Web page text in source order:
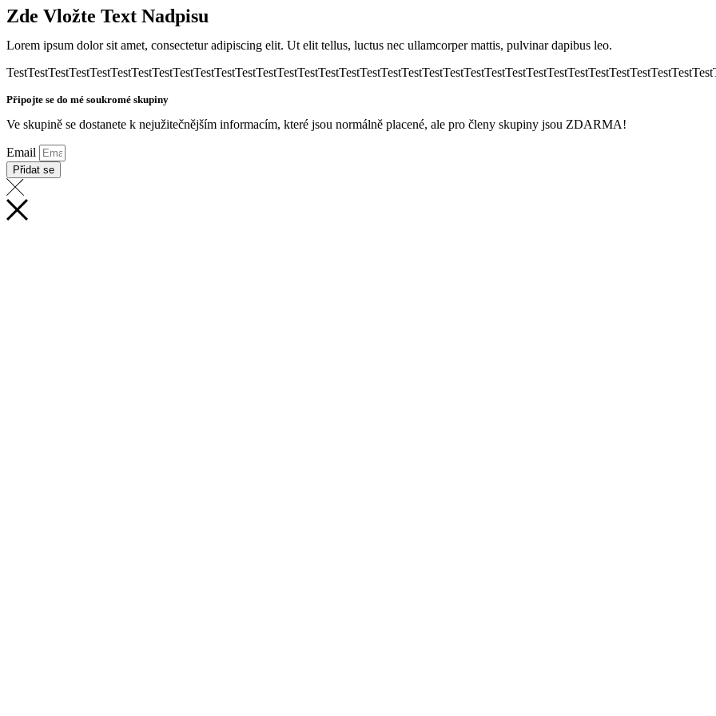
Zde Vložte Text Nadpisu
Lorem ipsum dolor sit amet, consectetur adipiscing elit. Ut elit tellus, luctus nec ullamcorper mattis, pulvinar dapibus leo.
Připojte se do mé soukromé skupiny
Ve skupině se dostanete k nejužitečnějším informacím, které jsou normálně placené, ale pro členy skupiny jsou ZDARMA!
Email
Přidat se